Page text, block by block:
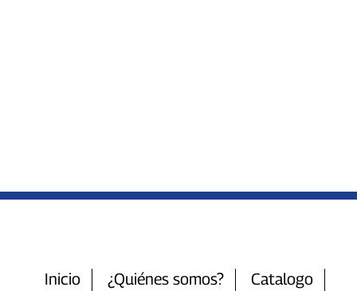
Inicio ¿Quiénes somos?
Catalogo